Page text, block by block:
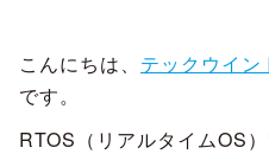
こんにちは、 テックウイ
です。
RTOS（リアルタイムOS